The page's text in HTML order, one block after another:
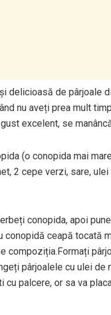
delicioasă de pârjoale
nu aveți prea mult
excelent, se
(o conopida mai
2 cepe verzi, sare,
conopida, apoi
conopidă ceapă tocată
compoziția.Formați
pârjoalele cu ulei
cu palcere, or sa va